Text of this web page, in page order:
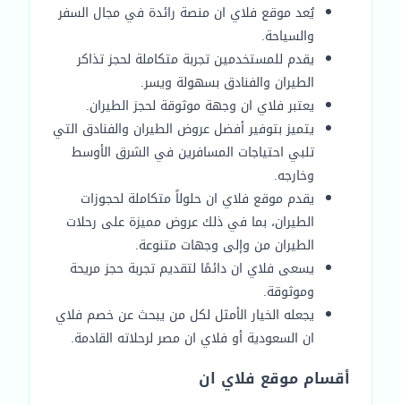
يُعد موقع فلاي ان منصة رائدة في مجال السفر
والسياحة.
يقدم للمستخدمين تجربة متكاملة لحجز تذاكر
الطيران والفنادق بسهولة ويسر.
يعتبر فلاي ان وجهة موثوقة لحجز الطيران.
يتميز بتوفير أفضل عروض الطيران والفنادق التي
تلبي احتياجات المسافرين في الشرق الأوسط
وخارجه.
يقدم موقع فلاي ان حلولاً متكاملة لحجوزات
الطيران، بما في ذلك عروض مميزة على رحلات
الطيران من وإلى وجهات متنوعة.
يسعى فلاي ان دائمًا لتقديم تجربة حجز مريحة
وموثوقة.
يجعله الخيار الأمثل لكل من يبحث عن خصم فلاي
ان السعودية أو فلاي ان مصر لرحلاته القادمة.
أقسام موقع فلاي ان